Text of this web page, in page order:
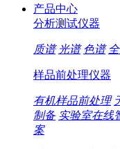
产品中心
分析测试仪器
质谱 光谱 色谱
样品前处理仪器
有机样品前处理
制备 实验室在线
案